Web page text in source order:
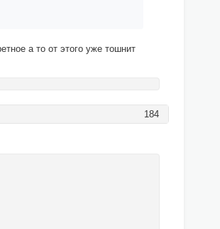
а то от этого уже тошнит
184